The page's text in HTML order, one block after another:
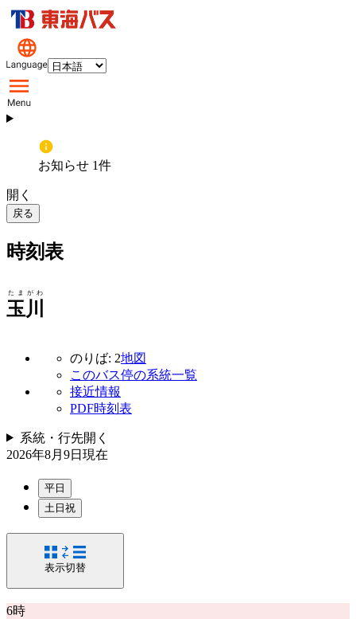
お知らせ 1件
開く
戻る
時刻表
玉川
たまがわ
のりば: 2地図
このバス停の系統一覧
接近情報
PDF時刻表
系統・行先開く
2026年8月9日 現在
平日
土日祝
表示切替
6時